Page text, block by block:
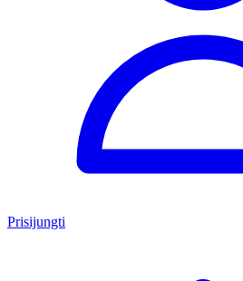
Prisijungti